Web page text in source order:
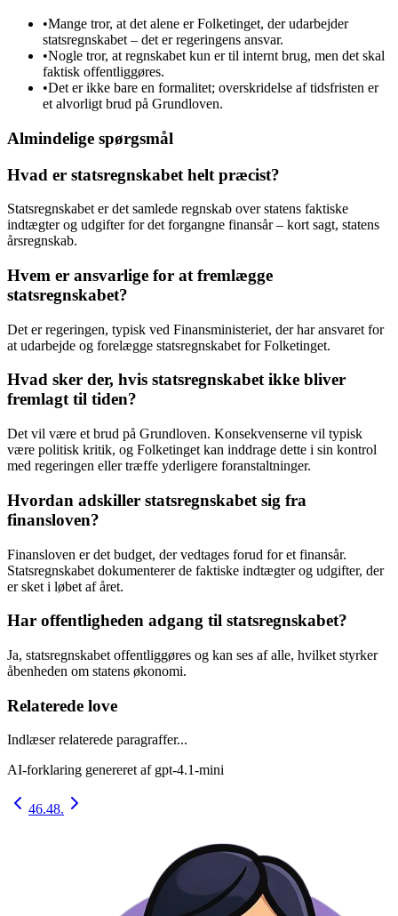
•Mange tror, at det alene er Folketinget, der udarbejder
statsregnskabet – det er regeringens ansvar.
•Nogle tror, at regnskabet kun er til internt brug, men det skal
faktisk offentliggøres.
•Det er ikke bare en formalitet; overskridelse af tidsfristen er
et alvorligt brud på Grundloven.
Almindelige spørgsmål
Hvad er statsregnskabet helt præcist?
Statsregnskabet er det samlede regnskab over statens faktiske
indtægter og udgifter for det forgangne finansår – kort sagt, statens
årsregnskab.
Hvem er ansvarlige for at fremlægge
statsregnskabet?
Det er regeringen, typisk ved Finansministeriet, der har ansvaret for
at udarbejde og forelægge statsregnskabet for Folketinget.
Hvad sker der, hvis statsregnskabet ikke bliver
fremlagt til tiden?
Det vil være et brud på Grundloven. Konsekvenserne vil typisk
være politisk kritik, og Folketinget kan inddrage dette i sin kontrol
med regeringen eller træffe yderligere foranstaltninger.
Hvordan adskiller statsregnskabet sig fra
finansloven?
Finansloven er det budget, der vedtages forud for et finansår.
Statsregnskabet dokumenterer de faktiske indtægter og udgifter, der
er sket i løbet af året.
Har offentligheden adgang til statsregnskabet?
Ja, statsregnskabet offentliggøres og kan ses af alle, hvilket styrker
åbenheden om statens økonomi.
Relaterede love
Indlæser relaterede paragraffer...
AI-forklaring genereret af gpt-4.1-mini
46.48.